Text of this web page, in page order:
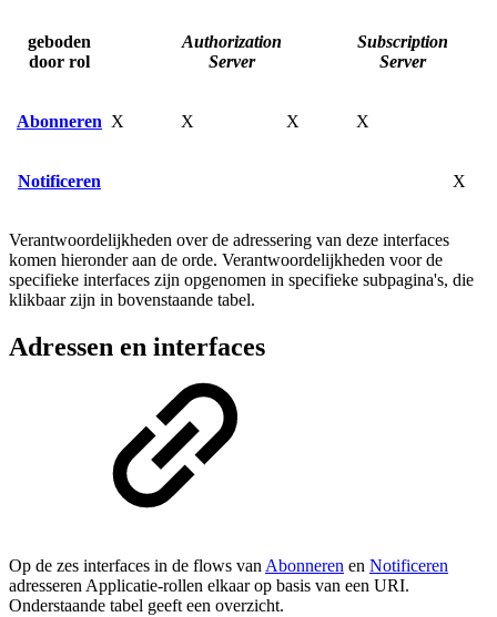
geboden
door rol
Authorization
Server
Subscription
Server
Abonneren X X X X
Notificeren X
Verantwoordelijkheden over de adressering van deze interfaces
komen hieronder aan de orde. Verantwoordelijkheden voor de
specifieke interfaces zijn opgenomen in specifieke subpagina's, die
klikbaar zijn in bovenstaande tabel.
Adressen en interfaces
Op de zes interfaces in de flows vanAbonneren en Notificeren
adresseren Applicatie-rollen elkaar op basis van een URI.
Onderstaande tabel geeft een overzicht.